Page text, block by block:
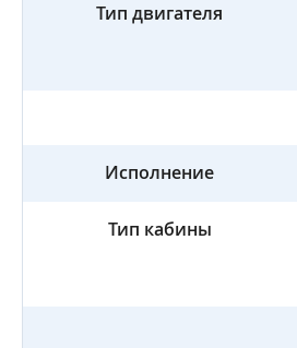
Тип двигателя
Исполнение
Тип кабины